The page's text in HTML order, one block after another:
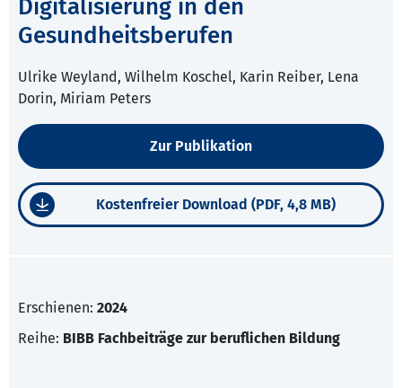
Digitalisierung in den
Gesundheitsberufen
Ulrike Weyland, Wilhelm Koschel, Karin Reiber, Lena
Dorin, Miriam Peters
Zur Publikation
Kostenfreier Download (PDF, 4,8 MB)
Erschienen: 2024
Reihe: BIBB Fachbeiträge zur beruflichen Bildung